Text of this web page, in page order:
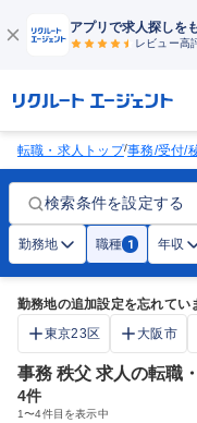
アプリで求人探しを
レビュー高
転職・求人トップ/事務/受付/
検索条件を設定する
勤務地 職種 1 年収
勤務地の追加設定を忘れてい
東京23区
大阪市
事務 秩父 求人の転職
4件
1〜4件目を表示中